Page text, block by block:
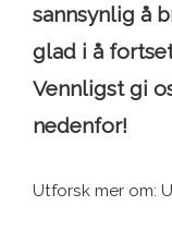
sannsynlig å
glad i å
Vennligst gi
nedenfor!
Utforsk mer om: